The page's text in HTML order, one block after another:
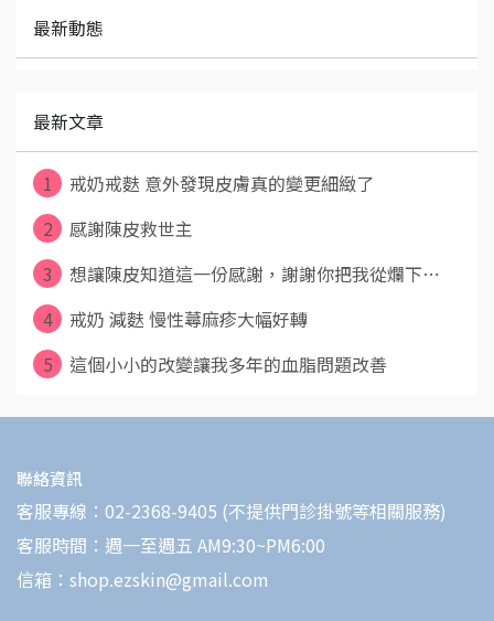
最新動態
最新文章
1
戒奶戒麩 意外發現皮膚真的變更細緻了
2
感謝陳皮救世主
3
想讓陳皮知道這一份感謝，謝謝你把我從爛下⋯
4
戒奶 減麩 慢性蕁麻疹大幅好轉
5
這個小小的改變讓我多年的血脂問題改善
聯絡資訊
客服專線：02-2368-9405 (不提供門診掛號等相關服務)
客服時間：週一至週五 AM9:30~PM6:00
信箱：shop.ezskin@gmail.com